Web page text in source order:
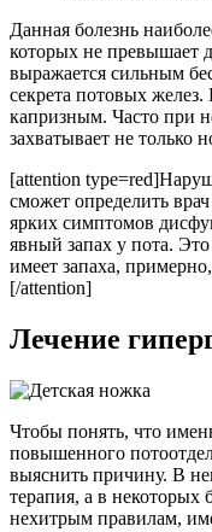
Данная болезнь
которых не превышает
выражается сильным
секрета потовых
капризным. Часто при
захватывает не только
[attention
сможет определить
ярких симптомов
явный запах у пота.
имеет запаха,
[/attention]
Лечение
Чтобы понять, что
повышенного
выяснить причину. В
терапия, а в некоторых
нехитрым правилам,